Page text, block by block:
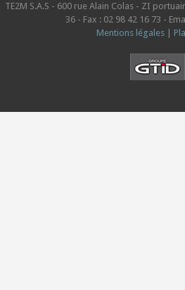
TE2M S.A.S - 600 rue Alain Colas - ZI
36 - Fax : 02 98 42 16 73 -
Mentions légales|